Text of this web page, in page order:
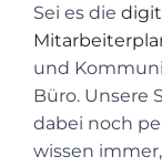
Sei es die
und
Büro. Unsere
dabei noch
wissen